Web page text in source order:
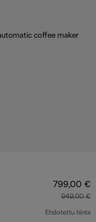
799,00 €
949,00 €
Ehdotettu hinta